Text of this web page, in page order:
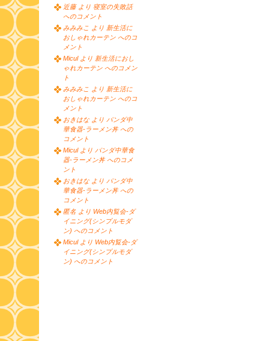
近藤 より 寝室の失敗話
へのコメント
みみみこ より 新生活に
おしゃれカーテン へのコ
メント
Micul より 新生活におし
ゃれカーテン へのコメン
ト
みみみこ より 新生活に
おしゃれカーテン へのコ
メント
おきはな より パンダ中
華食器-ラーメン丼 への
コメント
Micul より パンダ中華食
器-ラーメン丼 へのコメ
ント
おきはな より パンダ中
華食器-ラーメン丼 への
コメント
匿名 より Web内覧会-ダ
イニング(シンプルモダ
ン) へのコメント
Micul より Web内覧会-ダ
イニング(シンプルモダ
ン) へのコメント